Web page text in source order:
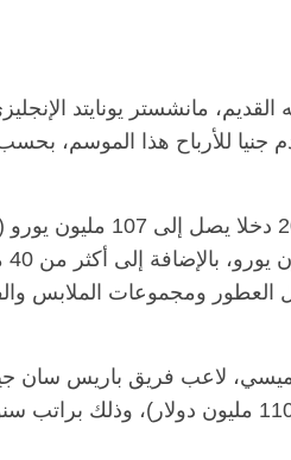
مانشستر يونايتد
جنيا للأرباح هذا الموسم،
ومن المتوقع أن يحقق «صاروخ ماديرا» خلال موسم 2021-2022
125
العطور ومجموعات الملابس
ميسي، لاعب فريق باريس سان
والذي سيحصل على أرباح تقدر بحوالي 94 مليون يورو (حوالي 110 مليون
مصر ناس وناس
فارس مقاومة
الذي دافع عن المال العام